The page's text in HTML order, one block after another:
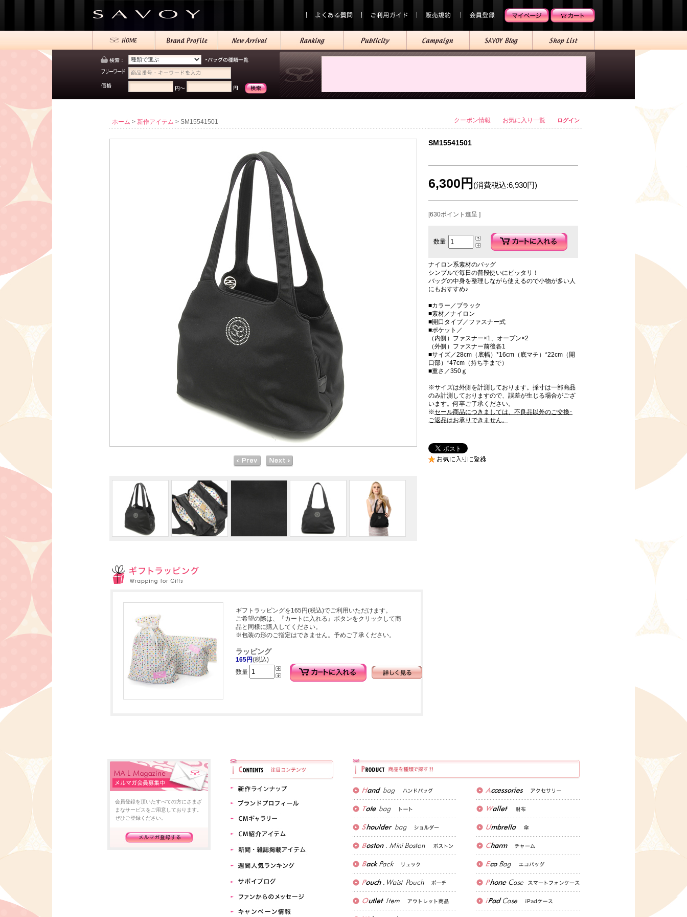
クーポン情報 お気に入り一覧 ログイン
ホーム > 新作アイテム > SM15541501
SM15541501
ナイロン系素材のバッグ
シンプルで毎日の普段使いにピッタリ！
バッグの中身を整理しながら使えるので小物が多い人
にもおすすめ♪
■カラー／ブラック
■素材／ナイロン
■開口タイプ／ファスナー式
■ポケット／
（内側）ファスナー×1、オープン×2
（外側）ファスナー前後各1
■サイズ／28cm（底幅）*16cm（底マチ）*22cm（開
口部）*47cm（持ち手まで）
■重さ／350ｇ
※サイズは外側を計測しております。採寸は一部商品
のみ計測しておりますので、誤差が生じる場合がござ
います。何卒ご了承ください。
※セール商品につきましては、不良品以外のご交換･
ご返品はお承りできません。
6,300円 (消費税込:6,930円)
[630ポイント進呈 ]
数量
ギフトラッピングを165円(税込)でご利用いただけます。
ご希望の際は、『カートに入れる』ボタンをクリックして商
品と同様に購入してください。
※包装の形のご指定はできません。予めご了承ください。
ラッピング
165円(税込)
数量
会員登録を頂いたすべての方にさまざ
まなサービスをご用意しております。
ぜひご登録ください。